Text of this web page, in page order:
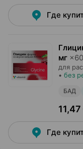
Где
мг ×60
для
• без
БАД
Где